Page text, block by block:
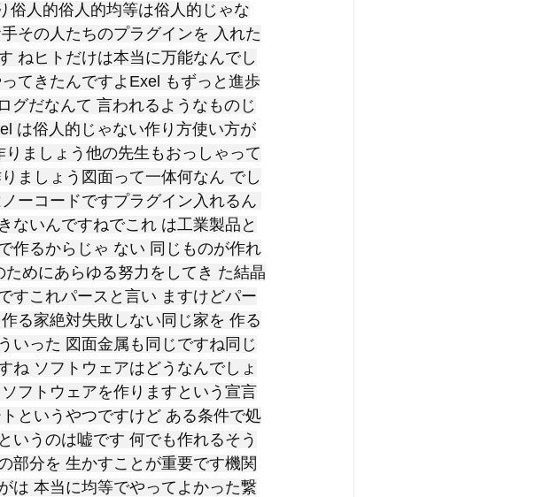
俗人的俗人的均等は俗人的じゃな
その人たちのプラグインを 入れた
ねヒトだけは本当に万能なんでし
てきたんですよExel もずっと進歩
グだなんて 言われるようなものじ
は俗人的じゃない作り方使い方が
ましょう他の先生もおっしゃって
ましょう図面って一体何なん でし
ーコードですプラグイン入れるん
ないんですねでこれ は工業製品と
作るからじゃ ない 同じものが作れ
めにあらゆる努力をしてき た結晶
すこれパースと言い ますけどパー
る家絶対失敗しない同じ家を 作る
いった 図面金属も同じですね同じ
ね ソフトウェアはどうなんでしょ
フトウェアを作りますという宣言
というやつですけど ある条件で処
いうのは嘘です 何でも作れるそう
部分を 生かすことが重要です機関
は 本当に均等でやってよかった繋